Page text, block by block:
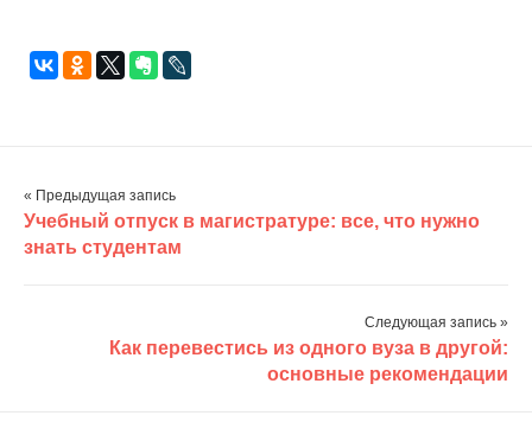
« Предыдущая запись
Учебный отпуск в магистратуре: все, что нужно
знать студентам
Следующая запись »
Как перевестись из одного вуза в другой:
основные рекомендации